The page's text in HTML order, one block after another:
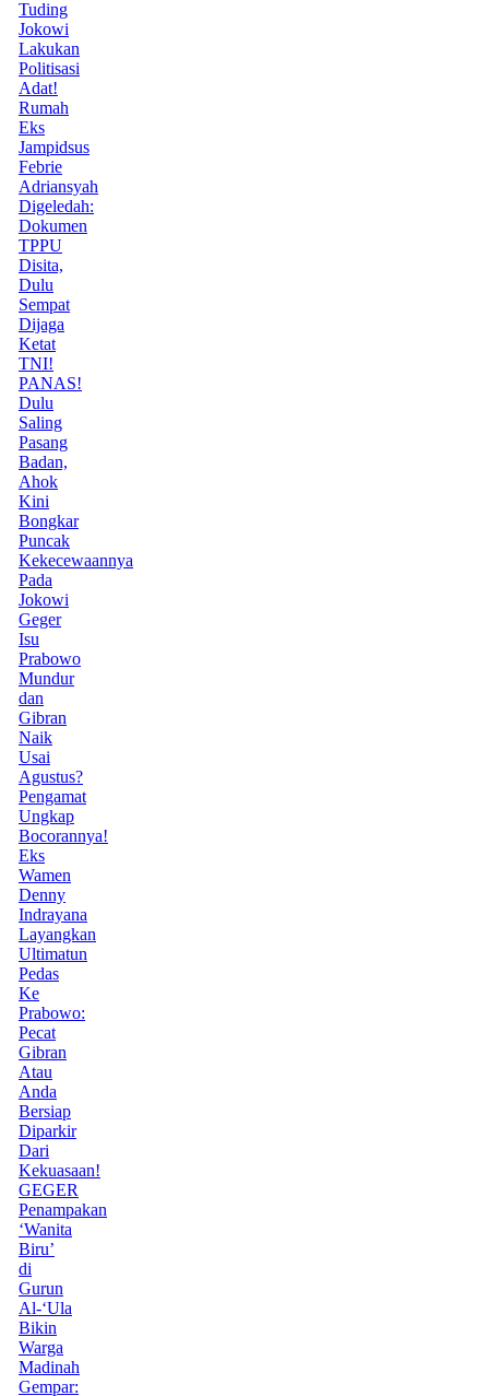
Tuding
Jokowi
Lakukan
Politisasi
Adat!
Rumah
Eks
Jampidsus
Febrie
Adriansyah
Digeledah:
Dokumen
TPPU
Disita,
Dulu
Sempat
Dijaga
Ketat
TNI!
PANAS!
Dulu
Saling
Pasang
Badan,
Ahok
Kini
Bongkar
Puncak
Kekecewaannya
Pada
Jokowi
Geger
Isu
Prabowo
Mundur
dan
Gibran
Naik
Usai
Agustus?
Pengamat
Ungkap
Bocorannya!
Eks
Wamen
Denny
Indrayana
Layangkan
Ultimatun
Pedas
Ke
Prabowo:
Pecat
Gibran
Atau
Anda
Bersiap
Diparkir
Dari
Kekuasaan!
GEGER
Penampakan
‘Wanita
Biru’
di
Gurun
Al-‘Ula
Bikin
Warga
Madinah
Gempar: